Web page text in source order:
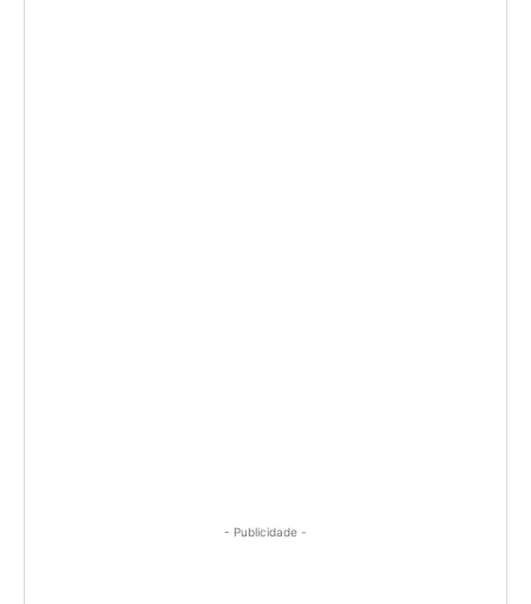
- Publicidade -